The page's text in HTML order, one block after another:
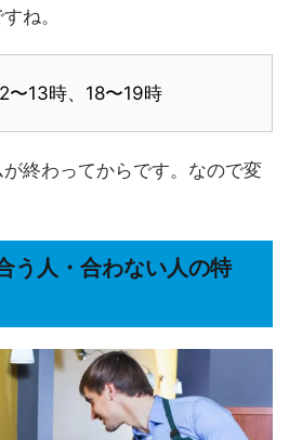
ね。
13時、18〜19時
終わってからです。なので変
う人・合わない人の特